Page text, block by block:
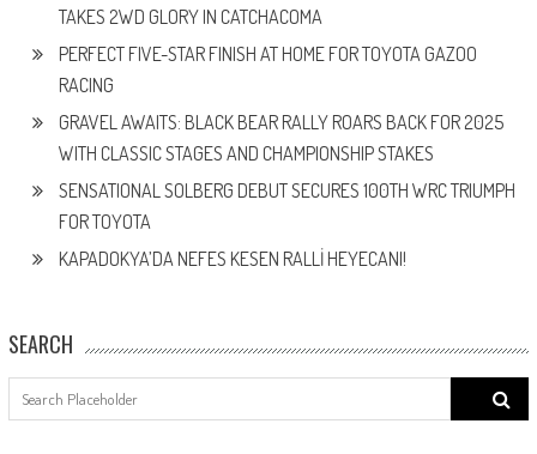
TAKES 2WD GLORY IN CATCHACOMA
PERFECT FIVE-STAR FINISH AT HOME FOR TOYOTA GAZOO
RACING
GRAVEL AWAITS: BLACK BEAR RALLY ROARS BACK FOR 2025
WITH CLASSIC STAGES AND CHAMPIONSHIP STAKES
SENSATIONAL SOLBERG DEBUT SECURES 100TH WRC TRIUMPH
FOR TOYOTA
KAPADOKYA’DA NEFES KESEN RALLİ HEYECANI!
SEARCH
Search
for: